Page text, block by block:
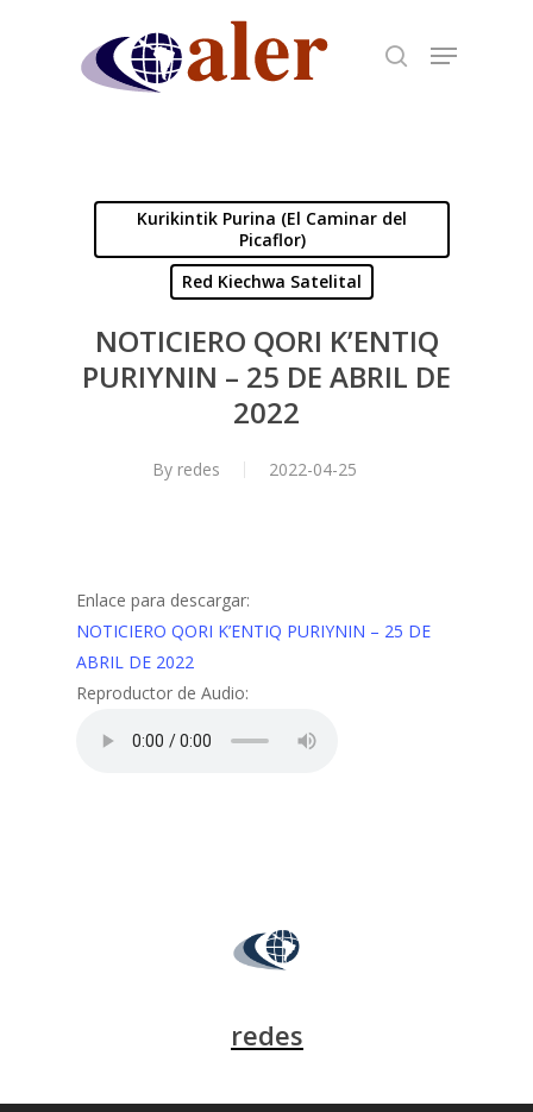
Kurikintik Purina (El Caminar del
Picaflor)
Red Kiechwa Satelital
NOTICIERO QORI K’ENTIQ
PURIYNIN – 25 DE ABRIL DE
2022
By redes 2022-04-25
Enlace para descargar:
NOTICIERO QORI K’ENTIQ PURIYNIN – 25 DE
ABRIL DE 2022
Reproductor de Audio:
redes